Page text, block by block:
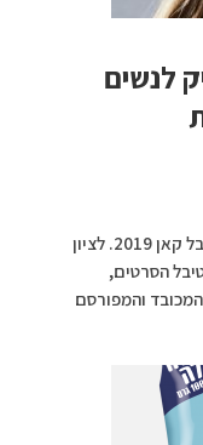
תעניק לנשים
לוריאל פריז נותנת חסות ראשית לפסטיבל קאן 2019. לציון
הסרטים,
והמפורסם